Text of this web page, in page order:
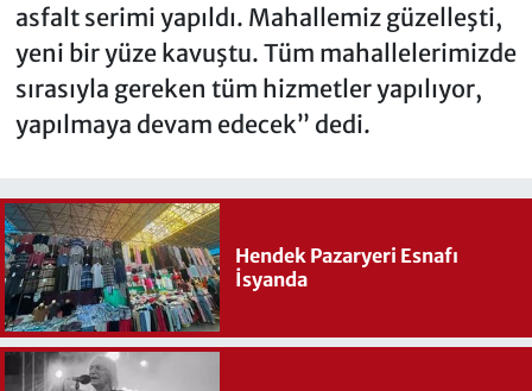
asfalt serimi yapıldı. Mahallemiz güzelleşti,
yeni bir yüze kavuştu. Tüm mahallelerimizde
sırasıyla gereken tüm hizmetler yapılıyor,
yapılmaya devam edecek” dedi.
Hendek Pazaryeri Esnafı
İsyanda